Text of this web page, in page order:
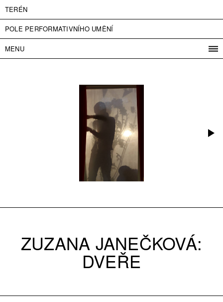
TERÉN
POLE PERFORMATIVNÍHO UMĚNÍ
MENU
ENGLISH
ZUZANA JANEČKOVÁ:
DVEŘE